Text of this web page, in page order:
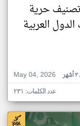
حرية
العربية
May 04, 2026
عدد الكلمات: ٢٣١